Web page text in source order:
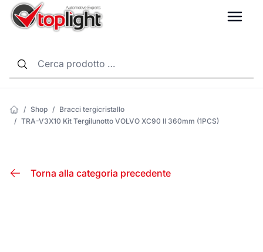
/ Shop / Bracci tergicristallo
/ TRA-V3X10 Kit Tergilunotto VOLVO XC90 II 360mm (1PCS)
Torna alla categoria precedente